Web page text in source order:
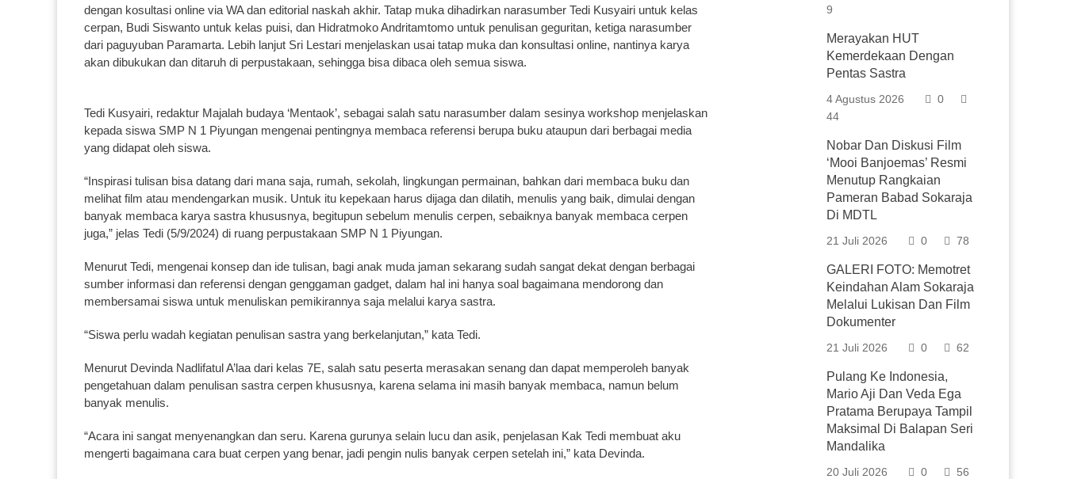
dengan kosultasi online via WA dan editorial naskah akhir. Tatap muka dihadirkan narasumber Tedi Kusyairi untuk kelas
cerpan, Budi Siswanto untuk kelas puisi, dan Hidratmoko Andritamtomo untuk penulisan geguritan, ketiga narasumber
dari paguyuban Paramarta. Lebih lanjut Sri Lestari menjelaskan usai tatap muka dan konsultasi online, nantinya karya
akan dibukukan dan ditaruh di perpustakaan, sehingga bisa dibaca oleh semua siswa.
Tedi Kusyairi, redaktur Majalah budaya ‘Mentaok’, sebagai salah satu narasumber dalam sesinya workshop menjelaskan
kepada siswa SMP N 1 Piyungan mengenai pentingnya membaca referensi berupa buku ataupun dari berbagai media
yang didapat oleh siswa.
“Inspirasi tulisan bisa datang dari mana saja, rumah, sekolah, lingkungan permainan, bahkan dari membaca buku dan
melihat film atau mendengarkan musik. Untuk itu kepekaan harus dijaga dan dilatih, menulis yang baik, dimulai dengan
banyak membaca karya sastra khususnya, begitupun sebelum menulis cerpen, sebaiknya banyak membaca cerpen
juga,” jelas Tedi (5/9/2024) di ruang perpustakaan SMP N 1 Piyungan.
Menurut Tedi, mengenai konsep dan ide tulisan, bagi anak muda jaman sekarang sudah sangat dekat dengan berbagai
sumber informasi dan referensi dengan genggaman gadget, dalam hal ini hanya soal bagaimana mendorong dan
membersamai siswa untuk menuliskan pemikirannya saja melalui karya sastra.
“Siswa perlu wadah kegiatan penulisan sastra yang berkelanjutan,” kata Tedi.
Menurut Devinda Nadlifatul A’laa dari kelas 7E, salah satu peserta merasakan senang dan dapat memperoleh banyak
pengetahuan dalam penulisan sastra cerpen khususnya, karena selama ini masih banyak membaca, namun belum
banyak menulis.
“Acara ini sangat menyenangkan dan seru. Karena gurunya selain lucu dan asik, penjelasan Kak Tedi membuat aku
mengerti bagaimana cara buat cerpen yang benar, jadi pengin nulis banyak cerpen setelah ini,” kata Devinda.
9
Merayakan HUT
Kemerdekaan Dengan
Pentas Sastra
4 Agustus 2026
0
44
Nobar Dan Diskusi Film
‘Mooi Banjoemas’ Resmi
Menutup Rangkaian
Pameran Babad Sokaraja
Di MDTL
21 Juli 2026 0 78
GALERI FOTO: Memotret
Keindahan Alam Sokaraja
Melalui Lukisan Dan Film
Dokumenter
21 Juli 2026 0 62
Pulang Ke Indonesia,
Mario Aji Dan Veda Ega
Pratama Berupaya Tampil
Maksimal Di Balapan Seri
Mandalika
20 Juli 2026 0 56